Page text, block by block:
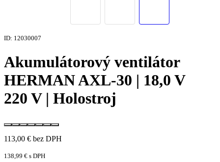
ID: 12030007
Akumulátorový ventilátor
HERMAN AXL-30 | 18,0 V
220 V | Holostroj
113,00 € bez DPH
138,99 € s DPH